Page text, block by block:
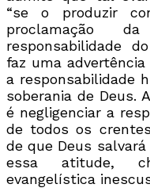
“se o produzir
proclamação
responsabilidade
faz uma
a responsabilidade
soberania de Deus.
é negligenciar a
de todos os
de que Deus
essa atitude,
evangelística